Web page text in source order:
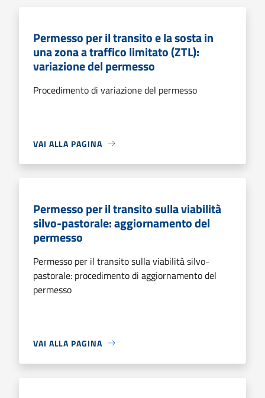
Permesso per il transito e la sosta in
una zona a traffico limitato (ZTL):
variazione del permesso
Procedimento di variazione del permesso
VAI ALLA PAGINA
Permesso per il transito sulla viabilità
silvo-pastorale: aggiornamento del
permesso
Permesso per il transito sulla viabilità silvo-
pastorale: procedimento di aggiornamento del
permesso
VAI ALLA PAGINA